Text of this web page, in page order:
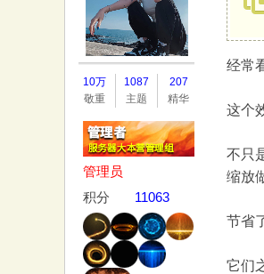
10万
敬重
1087
主题
207
精华
管理员
积分
11063
经常
这个
不只
缩放
节省
它们